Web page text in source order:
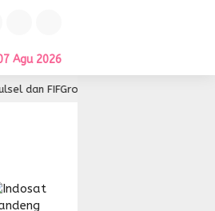
Agu 2026
Kolaborasi Hadirkan Service Gratis,